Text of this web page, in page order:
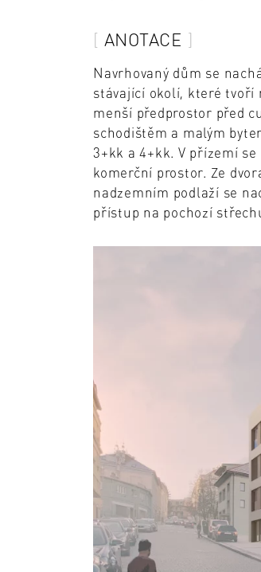
ANOTACE
Navrhovaný dům se
stávající okolí, které tvoří
menší předprostor před
schodištěm a malým
3+kk a 4+kk. V přízemí
komerční prostor. Ze
nadzemním podlaží se
přístup na pochozí